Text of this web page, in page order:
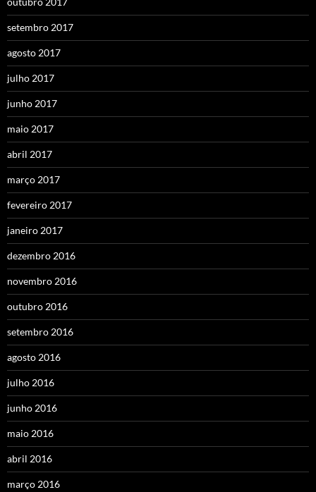
setembro 2017
agosto 2017
julho 2017
junho 2017
maio 2017
abril 2017
março 2017
fevereiro 2017
janeiro 2017
dezembro 2016
novembro 2016
outubro 2016
setembro 2016
agosto 2016
julho 2016
junho 2016
maio 2016
abril 2016
março 2016